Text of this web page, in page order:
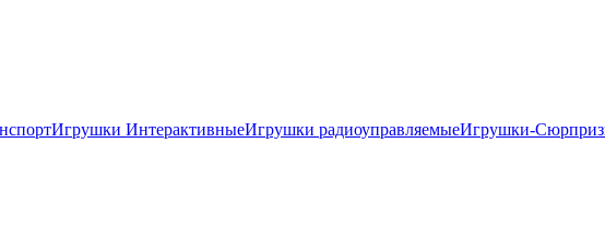
Игрушки ИнтерактивныеИгрушки радиоуправляемыеИгрушки-